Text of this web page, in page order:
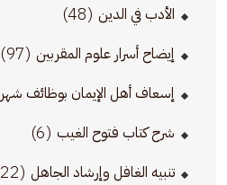
الأدب في الدين (48)
إيضاح أسرار علوم المقربين (97)
إسعاف أهل الإيمان بوظائف
شرح كتاب فتوح الغيب (6)
تنبيه الغافل وإرشاد الجاهل (22)